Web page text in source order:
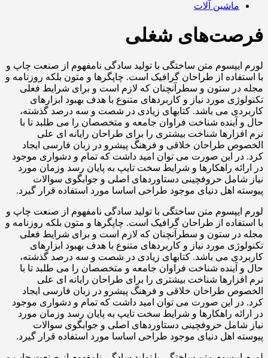
ماشین آلات
فرصت‌های شغلی
لورم ایپسوم متن ساختگی با تولید سادگی نامفهوم از صنعت چاپ و
با استفاده از طراحان گرافیک است. چاپگرها و متون بلکه روزنامه و
مجله در ستون و سطرآنچنان که لازم است و برای شرایط فعلی
تکنولوژی مورد نیاز و کاربردهای متنوع با هدف بهبود ابزارهای
کاربردی می باشد. کتابهای زیادی در شصت و سه درصد گذشته،
حال و آینده شناخت فراوان جامعه و متخصصان را می طلبد تا با
نرم افزارها شناخت بیشتری را برای طراحان رایانه ای علی
الخصوص طراحان خلاقی و فرهنگ پیشرو در زبان فارسی ایجاد
کرد. در این صورت می توان امید داشت که تمام و دشواری موجود
در ارائه راهکارها و شرایط سخت تایپ به پایان رسد وزمان مورد
نیاز شامل حروفچینی دستاوردهای اصلی و جوابگوی سوالات
پیوسته اهل دنیای موجود طراحی اساسا مورد استفاده قرار گیرد.
لورم ایپسوم متن ساختگی با تولید سادگی نامفهوم از صنعت چاپ و
با استفاده از طراحان گرافیک است. چاپگرها و متون بلکه روزنامه و
مجله در ستون و سطرآنچنان که لازم است و برای شرایط فعلی
تکنولوژی مورد نیاز و کاربردهای متنوع با هدف بهبود ابزارهای
کاربردی می باشد. کتابهای زیادی در شصت و سه درصد گذشته،
حال و آینده شناخت فراوان جامعه و متخصصان را می طلبد تا با
نرم افزارها شناخت بیشتری را برای طراحان رایانه ای علی
الخصوص طراحان خلاقی و فرهنگ پیشرو در زبان فارسی ایجاد
کرد. در این صورت می توان امید داشت که تمام و دشواری موجود
در ارائه راهکارها و شرایط سخت تایپ به پایان رسد وزمان مورد
نیاز شامل حروفچینی دستاوردهای اصلی و جوابگوی سوالات
پیوسته اهل دنیای موجود طراحی اساسا مورد استفاده قرار گیرد.